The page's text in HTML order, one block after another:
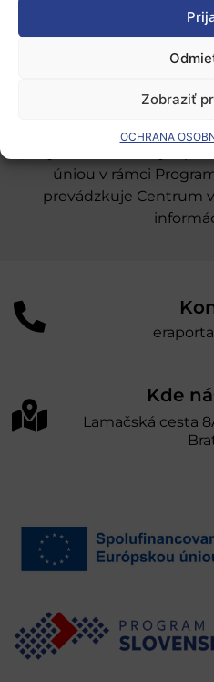
Zobraziť
OCHRANA
Podporné
Grantové
Odber
úniou v rámci
prevádzkuje Centrum
Kde
Lamačská cesta